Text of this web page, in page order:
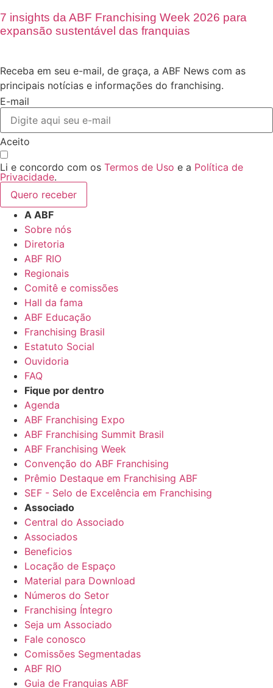
7 insights da ABF Franchising Week 2026 para
expansão sustentável das franquias
Receba em seu e-mail, de graça, a ABF News com as
principais notícias e informações do franchising.
E-mail
Aceito
Li e concordo com os Termos de Uso e a Política de
Privacidade.
Quero receber
A ABF
Sobre nós
Diretoria
ABF RIO
Regionais
Comitê e comissões
Hall da fama
ABF Educação
Franchising Brasil
Estatuto Social
Ouvidoria
FAQ
Fique por dentro
Agenda
ABF Franchising Expo
ABF Franchising Summit Brasil
ABF Franchising Week
Convenção do ABF Franchising
Prêmio Destaque em Franchising ABF
SEF - Selo de Excelência em Franchising
Associado
Central do Associado
Associados
Beneficios
Locação de Espaço
Material para Download
Números do Setor
Franchising Íntegro
Seja um Associado
Fale conosco
Comissões Segmentadas
ABF RIO
Guia de Franquias ABF